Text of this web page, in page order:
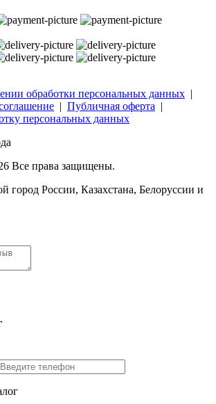
обработки персональных данных |
| Публичная оферта |
персональных данных
Все права защищены.
город России, Казахстана, Белоруссии и